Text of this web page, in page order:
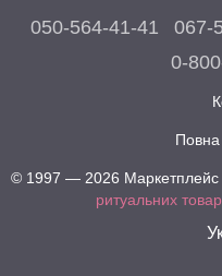
050-564-41-41 067-
0-
Повна
© 1997 — 2026 Маркетплейс
ритуальних